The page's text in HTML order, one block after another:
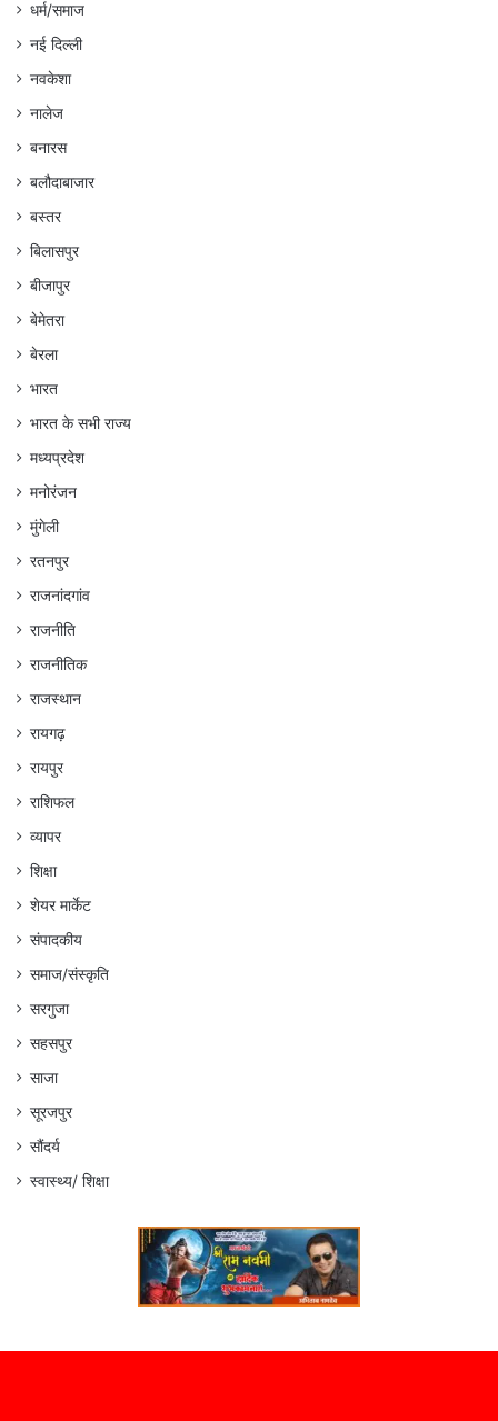
धर्म/समाज
नई दिल्ली
नवकेशा
नालेज
बनारस
बलौदाबाजार
बस्तर
बिलासपुर
बीजापुर
बेमेतरा
बेरला
भारत
भारत के सभी राज्य
मध्यप्रदेश
मनोरंजन
मुंगेली
रतनपुर
राजनांदगांव
राजनीति
राजनीतिक
राजस्थान
रायगढ़
रायपुर
राशिफल
व्यापर
शिक्षा
शेयर मार्केट
संपादकीय
समाज/संस्कृति
सरगुजा
सहसपुर
साजा
सूरजपुर
सौंदर्य
स्वास्थ्य/ शिक्षा